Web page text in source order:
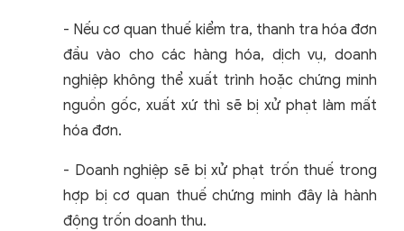
- Nếu cơ quan thuế kiểm tra, thanh tra hóa đơn
đầu vào cho các hàng hóa, dịch vụ, doanh
nghiệp không thể xuất trình hoặc chứng minh
nguồn gốc, xuất xứ thì sẽ bị xử phạt làm mất
hóa đơn.
- Doanh nghiệp sẽ bị xử phạt trốn thuế trong
hợp bị cơ quan thuế chứng minh đây là hành
động trốn doanh thu.